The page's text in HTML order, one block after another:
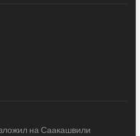
на Саакашвили